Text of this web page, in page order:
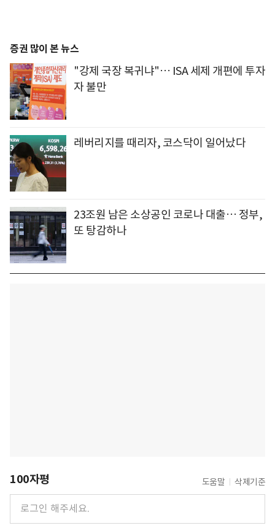
증권 많이 본 뉴스
"강제 국장 복귀냐"… ISA 세제 개편에 투자
자 불만
레버리지를 때리자, 코스닥이 일어났다
23조원 남은 소상공인 코로나 대출… 정부,
또 탕감하나
100자평 도움말 삭제기준